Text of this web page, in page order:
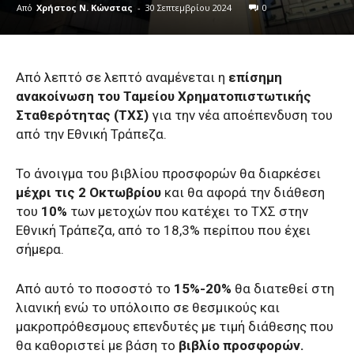
Από Χρήστος Ν. Κώνστας - 30 Σεπτεμβρίου 2024 0
Από λεπτό σε λεπτό αναμένεται η επίσημη
ανακοίνωση του Ταμείου Χρηματοπιστωτικής
Σταθερότητας (ΤΧΣ) για την νέα αποέπενδυση του
από την Εθνική Τράπεζα.
Το άνοιγμα του βιβλίου προσφορών θα διαρκέσει
μέχρι τις 2 Οκτωβρίου και θα αφορά την διάθεση
του 10% των μετοχών που κατέχει το ΤΧΣ στην
Εθνική Τράπεζα, από το 18,3% περίπου που έχει
σήμερα.
Από αυτό το ποσοστό το 15%-20% θα διατεθεί στη
λιανική ενώ το υπόλοιπο σε θεσμικούς και
μακροπρόθεσμους επενδυτές με τιμή διάθεσης που
θα καθοριστεί με βάση το βιβλίο προσφορών.